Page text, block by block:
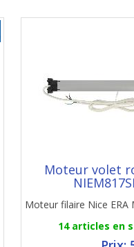
Moteur volet
Moteur filaire Nice ERA
14 articles en